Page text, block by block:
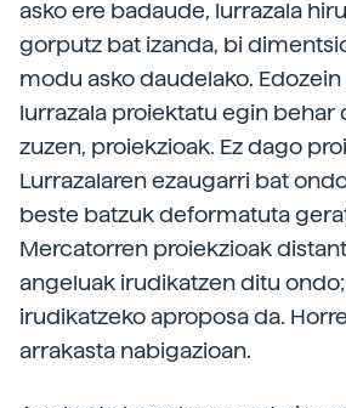
asko ere badaude, lurrazala
gorputz bat izanda, bi
modu asko daudelako.
lurrazala proiektatu egin behar
zuzen, proiekzioak. Ez dago
Lurrazalaren ezaugarri bat
beste batzuk deformatuta
Mercatorren proiekzioak
angeluak irudikatzen ditu
irudikatzeko aproposa da.
arrakasta nabigazioan.